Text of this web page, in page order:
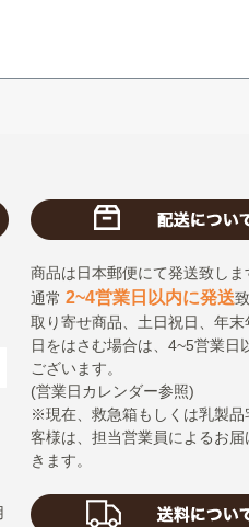
商品は日本郵便にて発送致しま
通常 2~4営業日以内に発送
取り寄せ商品、土日祝日、年
日をはさむ場合は、4~5営業日
ございます。
(営業日カレンダー参照)
※現在、救急箱もしくは乳製品
客様は、担当営業員によるお
きます。